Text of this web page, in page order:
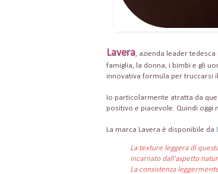
Lavera, azienda leader
famiglia, la donna, i bimbi e gli
innovativa formula per truccarsi
Io particolarmente atratta da
positivo e piacevole. Quindi oggi
La marca Lavera è disponibile da
La texture leggera di
incarnato dall'aspetto
La consistenza